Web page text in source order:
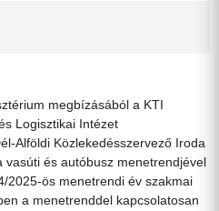
megbízásából a KTI
Logisztikai Intézet
Alföldi Közlekedésszervező Iroda
és autóbusz menetrendjével
2025-ös menetrendi év szakmai
a menetrenddel kapcsolatosan